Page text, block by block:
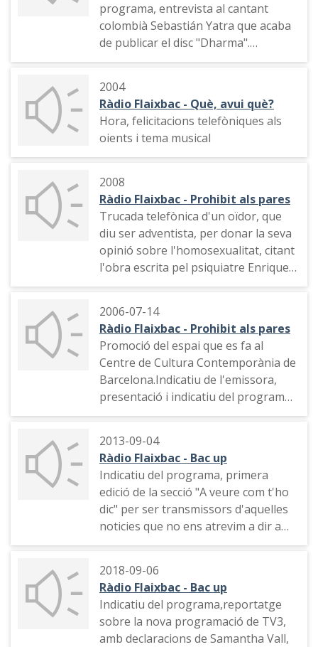
programa, entrevista al cantant
colombià Sebastián Yatra que acaba
de publicar el disc "Dharma".
Indicatiu del programa
2004
Ràdio Flaixbac - Què, avui què?
Hora, felicitacions telefòniques als
oients i tema musical
2008
Ràdio Flaixbac - Prohibit als pares
Trucada telefònica d'un oïdor, que
diu ser adventista, per donar la seva
opinió sobre l'homosexualitat, citant
l'obra escrita pel psiquiatre Enrique
Rojas
2006-07-14
Ràdio Flaixbac - Prohibit als pares
Promoció del espai que es fa al
Centre de Cultura Contemporània de
Barcelona.Indicatiu de l'emissora,
presentació i indicatiu del programa.
Sumari, formes de participar al
trucada d'una oïdora, indicatiu del
programa, missatges SMS i oïdos
que han preparat coses especials.
Comentari sobre el suïcidi, indicatiu
del programa i de l'emissora.
2013-09-04
Ràdio Flaixbac - Bac up
Indicatiu del programa, primera
edició de la secció "A veure com t'ho
dic" per ser transmissors d'aquelles
noticies que no ens atrevim a dir a
les altres persones a la cara
2018-09-06
Ràdio Flaixbac - Bac up
Indicatiu del programa,reportatge
sobre la nova programació de TV3,
amb declaracions de Samantha Vall,